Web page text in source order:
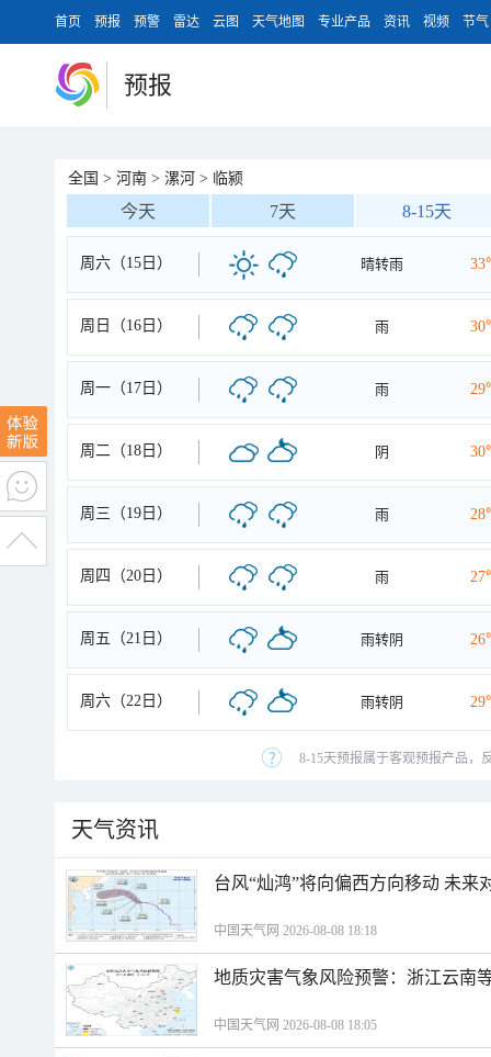
首页 预报 预警 雷达 云图 天气地图 专业产品 资讯 视频 节气
预报
全国 > 河南 > 漯河 > 临颍
今天 7天 8-15天
周六（15日） 晴转雨
周日（16日） 雨
周一（17日） 雨
周二（18日） 阴
周三（19日） 雨
周四（20日） 雨
周五（21日） 雨转阴
周六（22日） 雨转阴
8-15天预报属于客观预报产品，
天气资讯
台风“灿鸿”将向偏西方向移动 未来
中国天气网 2026-08-08 18:18
地质灾害气象风险预警：浙江云南
中国天气网 2026-08-08 18:05